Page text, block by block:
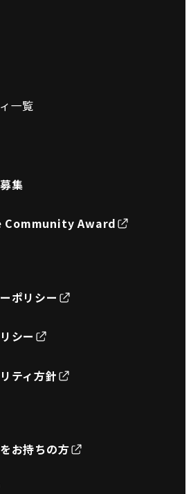
一覧
集
Community Award
ポリシー
シー
ティ方針
お持ちの方